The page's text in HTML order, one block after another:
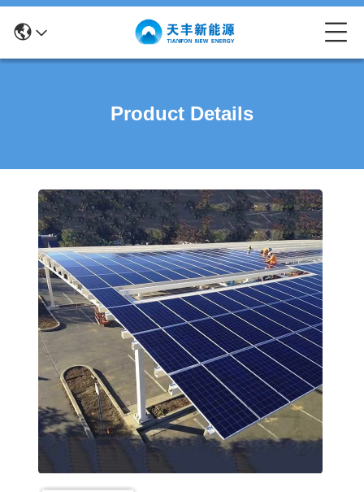
Product Details